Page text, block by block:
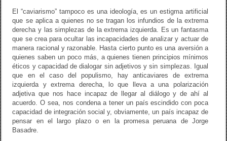
El “caviarismo” tampoco es una ideología, es un estigma artificial
que se aplica a quienes no se tragan los infundios de la extrema
derecha y las simplezas de la extrema izquierda. Es un fantasma
que se crea para ocultar las incapacidades de analizar y actuar de
manera racional y razonable. Hasta cierto punto es una aversión a
quienes saben un poco más, a quienes tienen principios mínimos
éticos y capacidad de dialogar sin adjetivos y sin simplezas. Igual
que en el caso del populismo, hay anticaviares de extrema
izquierda y extrema derecha, lo que lleva a una polarización
adjetiva que nos hace incapaz de llegar al diálogo y de ahí al
acuerdo. O sea, nos condena a tener un país escindido con poca
capacidad de integración social y, obviamente, un país incapaz de
pensar en el largo plazo o en la promesa peruana de Jorge
Basadre.